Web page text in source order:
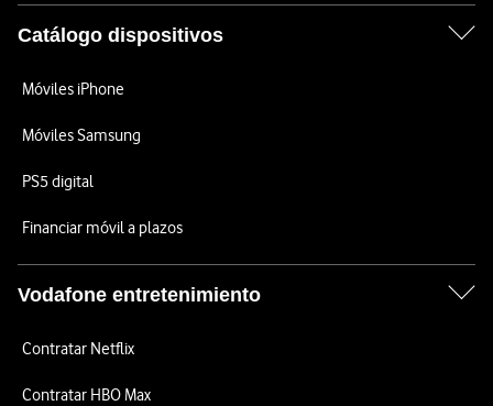
Catálogo dispositivos
Móviles iPhone
Móviles Samsung
PS5 digital
Financiar móvil a plazos
Vodafone entretenimiento
Contratar Netflix
Contratar HBO Max